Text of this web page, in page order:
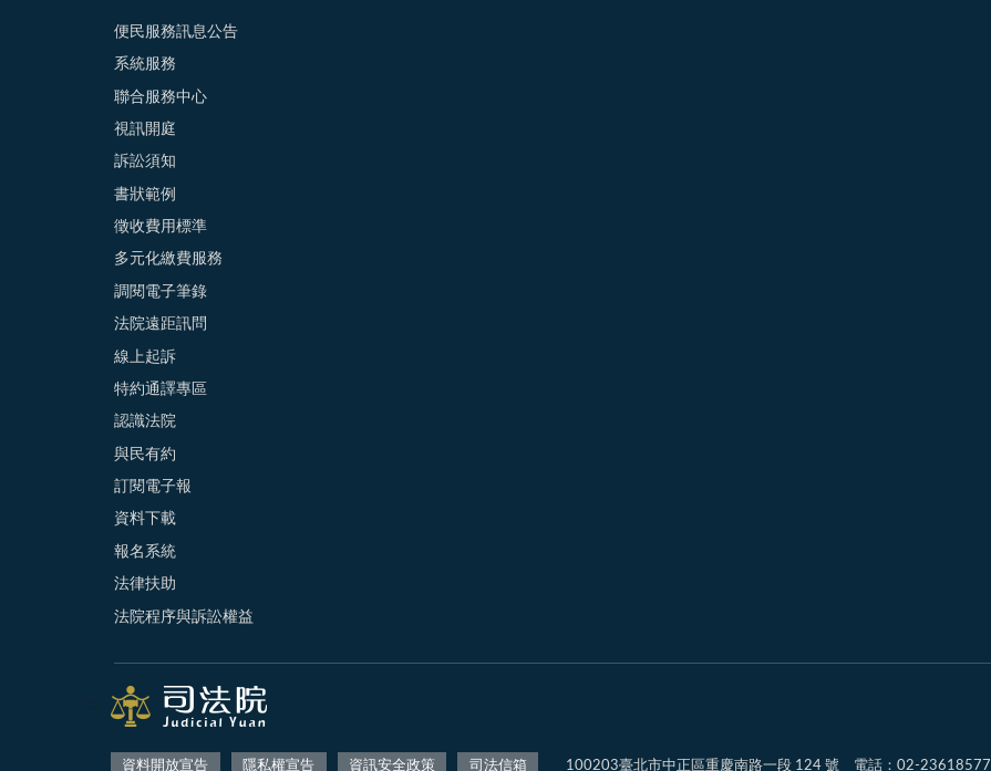
便民服務訊息公告
系統服務
聯合服務中心
視訊開庭
訴訟須知
書狀範例
徵收費用標準
多元化繳費服務
調閱電子筆錄
法院遠距訊問
線上起訴
特約通譯專區
認識法院
與民有約
訂閱電子報
資料下載
報名系統
法律扶助
法院程序與訴訟權益
:::
資料開放宣告 隱私權宣告 資訊安全政策 司法信箱 100203臺北市中正區重慶南路一段 124 號 電話：02-23618577